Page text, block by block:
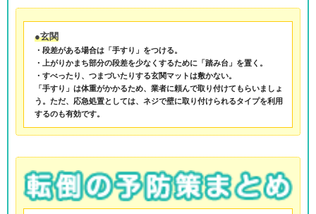
●玄関
・段差がある場合は「手すり」をつける。
・上がりかまち部分の段差を少なくするために「踏み台」を置く。
・すべったり、つまづいたりする玄関マットは敷かない。
「手すり」は体重がかかるため、業者に頼んで取り付けてもらいましょ
う。ただ、応急処置としては、ネジで壁に取り付けられるタイプを利用
するのも有効です。